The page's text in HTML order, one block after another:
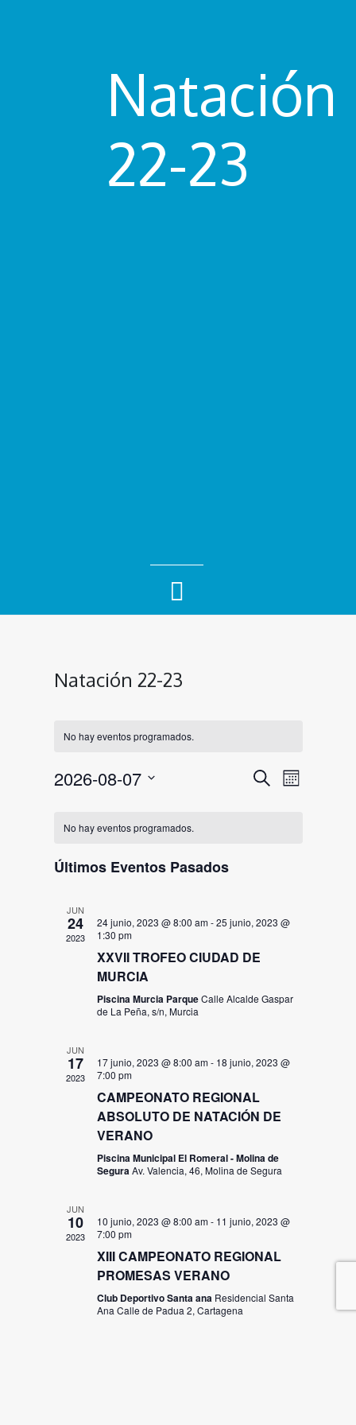
Natación
22-23
Natación 22-23
No hay eventos programados.
de
Eventos
BuscarMes
2026-08-07
fecha.
Calendario
Eventos
No hay eventos programados.
Últimos Eventos Pasados
JUN
24
2023
24 junio, 2023 @ 8:00 am-25 junio, 2023 @
1:30 pm
XXVII TROFEO CIUDAD DE
MURCIA
Piscina Murcia ParqueCalle Alcalde Gaspar
de La Peña, s/n, Murcia
JUN
17
2023
17 junio, 2023 @ 8:00 am- 18 junio, 2023 @
7:00 pm
CAMPEONATO REGIONAL
ABSOLUTO DE NATACIÓN DE
VERANO
Piscina Municipal El Romeral - Molina de
Segura Av. Valencia, 46, Molina de Segura
JUN
10
2023
10 junio, 2023 @ 8:00 am- 11 junio, 2023 @
7:00 pm
XIII CAMPEONATO REGIONAL
PROMESAS VERANO
Club Deportivo Santa ana Residencial Santa
Ana Calle de Padua 2, Cartagena